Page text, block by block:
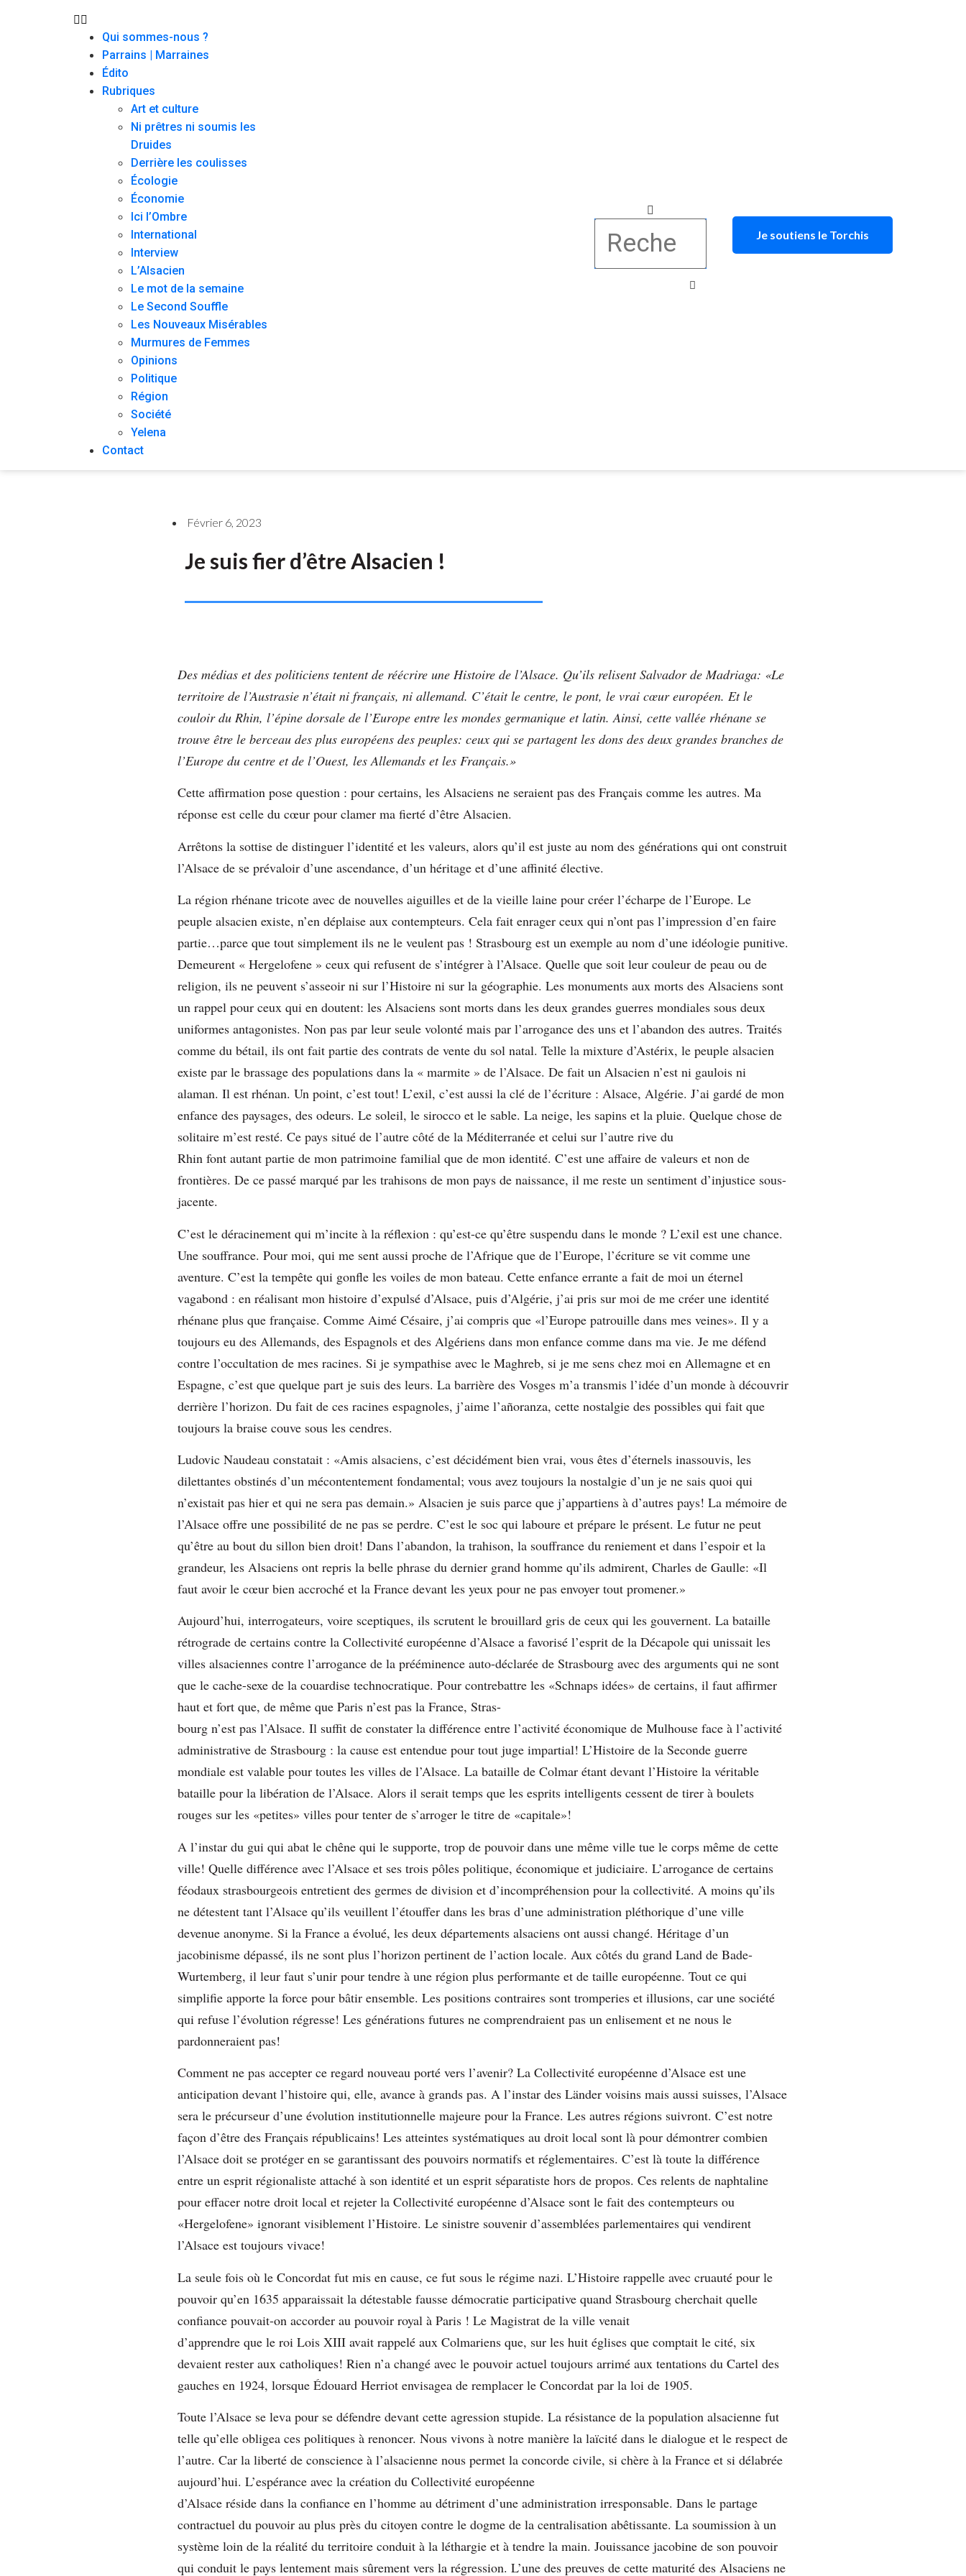
Qui sommes-nous ?
Parrains | Marraines
Édito
Rubriques
Art et culture
Ni prêtres ni soumis les
Druides
Derrière les coulisses
Écologie
Économie
Ici l’Ombre
International
Interview
L’Alsacien
Le mot de la semaine
Le Second Souffle
Les Nouveaux Misérables
Murmures de Femmes
Opinions
Politique
Région
Société
Yelena
Contact
Je soutiens le Torchis
Février 6, 2023
Je suis fier d’être Alsacien !
Des médias et des politiciens tentent de réécrire une Histoire de l’Alsace. Qu’ils relisent Salvador de Madriaga: «Le
territoire de l’Austrasie n’était ni français, ni allemand. C’était le centre, le pont, le vrai cœur européen. Et le
couloir du Rhin, l’épine dorsale de l’Europe entre les mondes germanique et latin. Ainsi, cette vallée rhénane se
trouve être le berceau des plus européens des peuples: ceux qui se partagent les dons des deux grandes branches de
l’Europe du centre et de l’Ouest, les Allemands et les Français.»
Cette affirmation pose question : pour certains, les Alsaciens ne seraient pas des Français comme les autres. Ma
réponse est celle du cœur pour clamer ma fierté d’être Alsacien.
Arrêtons la sottise de distinguer l’identité et les valeurs, alors qu’il est juste au nom des générations qui ont construit
l’Alsace de se prévaloir d’une ascendance, d’un héritage et d’une affinité élective.
La région rhénane tricote avec de nouvelles aiguilles et de la vieille laine pour créer l’écharpe de l’Europe. Le
peuple alsacien existe, n’en déplaise aux contempteurs. Cela fait enrager ceux qui n’ont pas l’impression d’en faire
partie…parce que tout simplement ils ne le veulent pas ! Strasbourg est un exemple au nom d’une idéologie punitive.
Demeurent « Hergelofene » ceux qui refusent de s’intégrer à l’Alsace. Quelle que soit leur couleur de peau ou de
religion, ils ne peuvent s’asseoir ni sur l’Histoire ni sur la géographie. Les monuments aux morts des Alsaciens sont
un rappel pour ceux qui en doutent: les Alsaciens sont morts dans les deux grandes guerres mondiales sous deux
uniformes antagonistes. Non pas par leur seule volonté mais par l’arrogance des uns et l’abandon des autres. Traités
comme du bétail, ils ont fait partie des contrats de vente du sol natal. Telle la mixture d’Astérix, le peuple alsacien
existe par le brassage des populations dans la « marmite » de l’Alsace. De fait un Alsacien n’est ni gaulois ni
alaman. Il est rhénan. Un point, c’est tout! L’exil, c’est aussi la clé de l’écriture : Alsace, Algérie. J’ai gardé de mon
enfance des paysages, des odeurs. Le soleil, le sirocco et le sable. La neige, les sapins et la pluie. Quelque chose de
solitaire m’est resté. Ce pays situé de l’autre côté de la Méditerranée et celui sur l’autre rive du
Rhin font autant partie de mon patrimoine familial que de mon identité. C’est une affaire de valeurs et non de
frontières. De ce passé marqué par les trahisons de mon pays de naissance, il me reste un sentiment d’injustice sous-
jacente.
C’est le déracinement qui m’incite à la réflexion : qu’est-ce qu’être suspendu dans le monde ? L’exil est une chance.
Une souffrance. Pour moi, qui me sent aussi proche de l’Afrique que de l’Europe, l’écriture se vit comme une
aventure. C’est la tempête qui gonfle les voiles de mon bateau. Cette enfance errante a fait de moi un éternel
vagabond : en réalisant mon histoire d’expulsé d’Alsace, puis d’Algérie, j’ai pris sur moi de me créer une identité
rhénane plus que française. Comme Aimé Césaire, j’ai compris que «l’Europe patrouille dans mes veines». Il y a
toujours eu des Allemands, des Espagnols et des Algériens dans mon enfance comme dans ma vie. Je me défend
contre l’occultation de mes racines. Si je sympathise avec le Maghreb, si je me sens chez moi en Allemagne et en
Espagne, c’est que quelque part je suis des leurs. La barrière des Vosges m’a transmis l’idée d’un monde à découvrir
derrière l’horizon. Du fait de ces racines espagnoles, j’aime l’añoranza, cette nostalgie des possibles qui fait que
toujours la braise couve sous les cendres.
Ludovic Naudeau constatait : «Amis alsaciens, c’est décidément bien vrai, vous êtes d’éternels inassouvis, les
dilettantes obstinés d’un mécontentement fondamental; vous avez toujours la nostalgie d’un je ne sais quoi qui
n’existait pas hier et qui ne sera pas demain.» Alsacien je suis parce que j’appartiens à d’autres pays! La mémoire de
l’Alsace offre une possibilité de ne pas se perdre. C’est le soc qui laboure et prépare le présent. Le futur ne peut
qu’être au bout du sillon bien droit! Dans l’abandon, la trahison, la souffrance du reniement et dans l’espoir et la
grandeur, les Alsaciens ont repris la belle phrase du dernier grand homme qu’ils admirent, Charles de Gaulle: «Il
faut avoir le cœur bien accroché et la France devant les yeux pour ne pas envoyer tout promener.»
Aujourd’hui, interrogateurs, voire sceptiques, ils scrutent le brouillard gris de ceux qui les gouvernent. La bataille
rétrograde de certains contre la Collectivité européenne d’Alsace a favorisé l’esprit de la Décapole qui unissait les
villes alsaciennes contre l’arrogance de la prééminence auto-déclarée de Strasbourg avec des arguments qui ne sont
que le cache-sexe de la couardise technocratique. Pour contrebattre les «Schnaps idées» de certains, il faut affirmer
haut et fort que, de même que Paris n’est pas la France, Stras-
bourg n’est pas l’Alsace. Il suffit de constater la différence entre l’activité économique de Mulhouse face à l’activité
administrative de Strasbourg : la cause est entendue pour tout juge impartial! L’Histoire de la Seconde guerre
mondiale est valable pour toutes les villes de l’Alsace. La bataille de Colmar étant devant l’Histoire la véritable
bataille pour la libération de l’Alsace. Alors il serait temps que les esprits intelligents cessent de tirer à boulets
rouges sur les «petites» villes pour tenter de s’arroger le titre de «capitale»!
A l’instar du gui qui abat le chêne qui le supporte, trop de pouvoir dans une même ville tue le corps même de cette
ville! Quelle différence avec l’Alsace et ses trois pôles politique, économique et judiciaire. L’arrogance de certains
féodaux strasbourgeois entretient des germes de division et d’incompréhension pour la collectivité. A moins qu’ils
ne détestent tant l’Alsace qu’ils veuillent l’étouffer dans les bras d’une administration pléthorique d’une ville
devenue anonyme. Si la France a évolué, les deux départements alsaciens ont aussi changé. Héritage d’un
jacobinisme dépassé, ils ne sont plus l’horizon pertinent de l’action locale. Aux côtés du grand Land de Bade-
Wurtemberg, il leur faut s’unir pour tendre à une région plus performante et de taille européenne. Tout ce qui
simplifie apporte la force pour bâtir ensemble. Les positions contraires sont tromperies et illusions, car une société
qui refuse l’évolution régresse! Les générations futures ne comprendraient pas un enlisement et ne nous le
pardonneraient pas!
Comment ne pas accepter ce regard nouveau porté vers l’avenir? La Collectivité européenne d’Alsace est une
anticipation devant l’histoire qui, elle, avance à grands pas. A l’instar des Länder voisins mais aussi suisses, l’Alsace
sera le précurseur d’une évolution institutionnelle majeure pour la France. Les autres régions suivront. C’est notre
façon d’être des Français républicains! Les atteintes systématiques au droit local sont là pour démontrer combien
l’Alsace doit se protéger en se garantissant des pouvoirs normatifs et réglementaires. C’est là toute la différence
entre un esprit régionaliste attaché à son identité et un esprit séparatiste hors de propos. Ces relents de naphtaline
pour effacer notre droit local et rejeter la Collectivité européenne d’Alsace sont le fait des contempteurs ou
«Hergelofene» ignorant visiblement l’Histoire. Le sinistre souvenir d’assemblées parlementaires qui vendirent
l’Alsace est toujours vivace!
La seule fois où le Concordat fut mis en cause, ce fut sous le régime nazi. L’Histoire rappelle avec cruauté pour le
pouvoir qu’en 1635 apparaissait la détestable fausse démocratie participative quand Strasbourg cherchait quelle
confiance pouvait-on accorder au pouvoir royal à Paris ! Le Magistrat de la ville venait
d’apprendre que le roi Lois XIII avait rappelé aux Colmariens que, sur les huit églises que comptait le cité, six
devaient rester aux catholiques! Rien n’a changé avec le pouvoir actuel toujours arrimé aux tentations du Cartel des
gauches en 1924, lorsque Édouard Herriot envisagea de remplacer le Concordat par la loi de 1905.
Toute l’Alsace se leva pour se défendre devant cette agression stupide. La résistance de la population alsacienne fut
telle qu’elle obligea ces politiques à renoncer. Nous vivons à notre manière la laïcité dans le dialogue et le respect de
l’autre. Car la liberté de conscience à l’alsacienne nous permet la concorde civile, si chère à la France et si délabrée
aujourd’hui. L’espérance avec la création du Collectivité européenne
d’Alsace réside dans la confiance en l’homme au détriment d’une administration irresponsable. Dans le partage
contractuel du pouvoir au plus près du citoyen contre le dogme de la centralisation abêtissante. La soumission à un
système loin de la réalité du territoire conduit à la léthargie et à tendre la main. Jouissance jacobine de son pouvoir
qui conduit le pays lentement mais sûrement vers la régression. L’une des preuves de cette maturité des Alsaciens ne